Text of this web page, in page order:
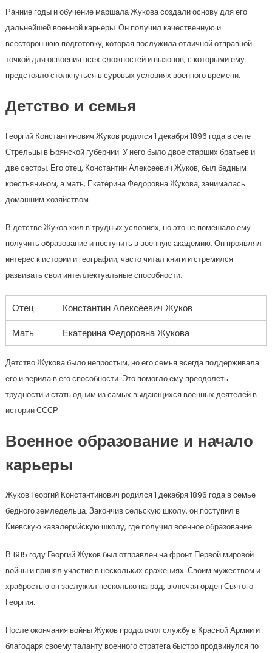
Ранние годы и обучение маршала Жукова создали основу для его
дальнейшей военной карьеры. Он получил качественную и
всестороннюю подготовку, которая послужила отличной отправной
точкой для освоения всех сложностей и вызовов, с которыми ему
предстояло столкнуться в суровых условиях военного времени.
Детство и семья
Георгий Константинович Жуков родился 1 декабря 1896 года в селе
Стрельцы в Брянской губернии. У него было двое старших братьев и
две сестры. Его отец, Константин Алексеевич Жуков, был бедным
крестьянином, а мать, Екатерина Федоровна Жукова, занималась
домашним хозяйством.
В детстве Жуков жил в трудных условиях, но это не помешало ему
получить образование и поступить в военную академию. Он проявлял
интерес к истории и географии, часто читал книги и стремился
развивать свои интеллектуальные способности.
Отец
Константин Алексеевич Жуков
Мать
Екатерина Федоровна Жукова
Детство Жукова было непростым, но его семья всегда поддерживала
его и верила в его способности. Это помогло ему преодолеть
трудности и стать одним из самых выдающихся военных деятелей в
истории СССР.
Военное образование и начало
карьеры
Жуков Георгий Константинович родился 1 декабря 1896 года в семье
бедного земледельца. Закончив сельскую школу, он поступил в
Киевскую кавалерийскую школу, где получил военное образование.
В 1915 году Георгий Жуков был отправлен на фронт Первой мировой
войны и принял участие в нескольких сражениях. Своим мужеством и
храбростью он заслужил несколько наград, включая орден Святого
Георгия.
После окончания войны Жуков продолжил службу в Красной Армии и
благодаря своему таланту военного стратега быстро продвинулся по